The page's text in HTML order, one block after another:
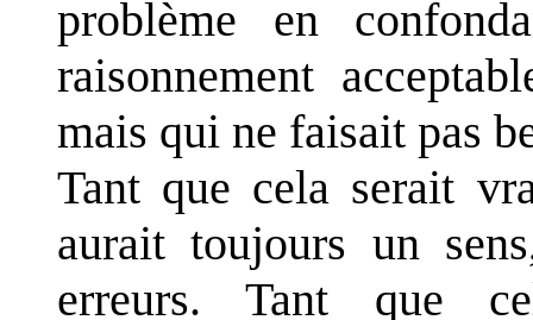
problème en
raisonnement
mais qui ne faisait pas
Tant que cela serait
aurait toujours un
erreurs. Tant que